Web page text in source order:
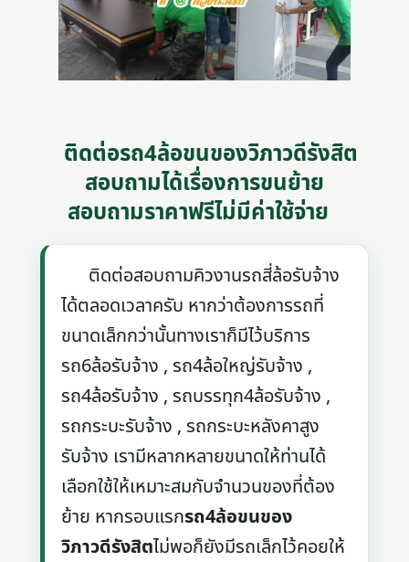
ติดต่อรถ4ล้อขนของวิภาวดีรังสิต
สอบถามได้เรื่องการขนย้าย
สอบถามราคาฟรีไม่มีค่าใช้จ่าย
ติดต่อสอบถามคิวงานรถสี่ล้อรับจ้าง
ได้ตลอดเวลาครับ หากว่าต้องการรถที่
ขนาดเล็กกว่านั้นทางเราก็มีไว้บริการ
รถ6ล้อรับจ้าง , รถ4ล้อใหญ่รับจ้าง ,
รถ4ล้อรับจ้าง , รถบรรทุก4ล้อรับจ้าง ,
รถกระบะรับจ้าง , รถกระบะหลังคาสูง
รับจ้าง เรามีหลากหลายขนาดให้ท่านได้
เลือกใช้ให้เหมาะสมกับจำนวนของที่ต้อง
ย้าย หากรอบแรกรถ4ล้อขนของ
วิภาวดีรังสิตไม่พอก็ยังมีรถเล็กไว้คอยให้